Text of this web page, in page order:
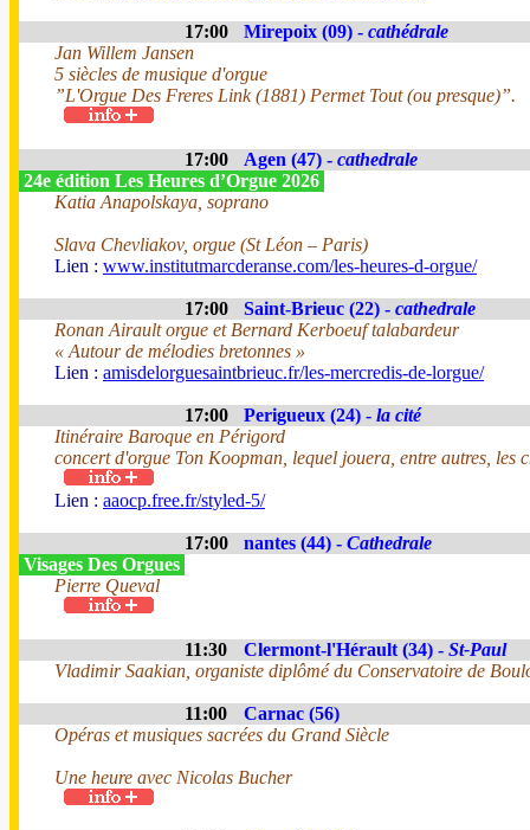
17:00 Mirepoix (09) - cathédrale
Jan Willem Jansen
5 siècles de musique d'orgue
”L'Orgue Des Freres Link (1881) Permet Tout (ou presque)”.
17:00 Agen (47) - cathedrale
24e édition Les Heures d’Orgue 2026
Katia Anapolskaya, soprano
Slava Chevliakov, orgue (St Léon – Paris)
Lien : www.institutmarcderanse.com/les-heures-d-orgue/
17:00 Saint-Brieuc (22) - cathedrale
Ronan Airault orgue et Bernard Kerboeuf talabardeur
« Autour de mélodies bretonnes »
Lien : amisdelorguesaintbrieuc.fr/les-mercredis-de-lorgue/
17:00 Perigueux (24) - la cité
Itinéraire Baroque en Périgord
concert d'orgue Ton Koopman, lequel jouera, entre autres, les
Lien : aaocp.free.fr/styled-5/
17:00 nantes (44) - Cathedrale
Visages Des Orgues
Pierre Queval
11:30 Clermont-l'Hérault (34) - St-Paul
Vladimir Saakian, organiste diplômé du Conservatoire de
11:00
Carnac (56)
Opéras et musiques sacrées du Grand Siècle
Une heure avec Nicolas Bucher